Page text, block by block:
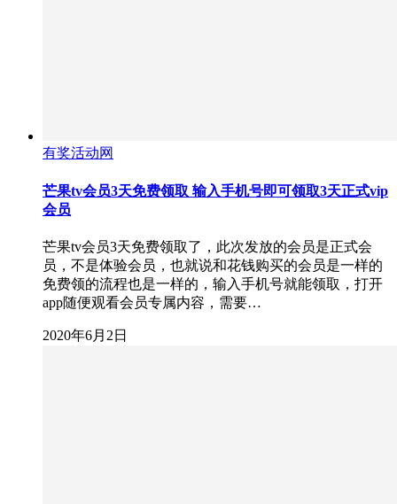
有奖活动网
芒果tv会员3天免费领取 输入手机号即可领取3天正式vip
会员
芒果tv会员3天免费领取了，此次发放的会员是正式会
员，不是体验会员，也就说和花钱购买的会员是一样的
免费领的流程也是一样的，输入手机号就能领取，打开
app随便观看会员专属内容，需要…
2020年6月2日